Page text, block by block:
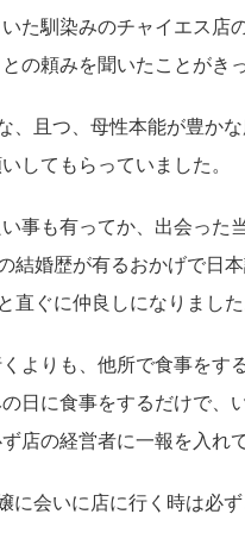
た馴染みのチャイエス店
の頼みを聞いたことがき
、且つ、母性本能が豊か
してもらっていました。
事も有ってか、出会った
婚歴が有るおかげで日
ぐに仲良しになりました
よりも、他所で食事をす
日に食事をするだけで、
店の経営者に一報を入れ
に会いに店に行く時は必